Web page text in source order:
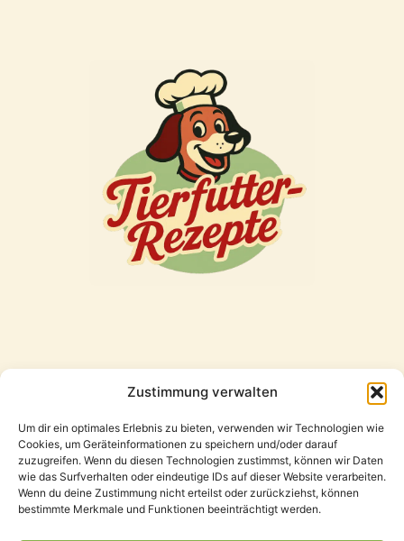
Zustimmung verwalten
Um dir ein optimales Erlebnis zu bieten, verwenden wir Technologien wie
Cookies, um Geräteinformationen zu speichern und/oder darauf
zuzugreifen. Wenn du diesen Technologien zustimmst, können wir Daten
wie das Surfverhalten oder eindeutige IDs auf dieser Website verarbeiten.
Wenn du deine Zustimmung nicht erteilst oder zurückziehst, können
bestimmte Merkmale und Funktionen beeinträchtigt werden.
Freunde